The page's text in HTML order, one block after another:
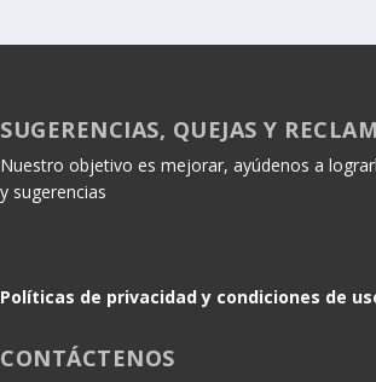
SUGERENCIAS, QUEJAS Y
Nuestro objetivo es mejorar, ayúdenos a
y sugerencias
Políticas de privacidad y condiciones de
CONTÁCTENOS